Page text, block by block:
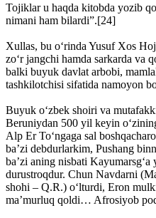
Tojiklar u haqda kitobda yozib
nimani ham bilardi”.[24]
Xullas, bu o‘rinda Yusuf Xos
zo‘r jangchi hamda sarkarda va
balki buyuk davlat arbobi,
tashkilotchisi sifatida namoyon
Buyuk o‘zbek shoiri va
Beruniydan 500 yil keyin
Alp Er To‘ngaga sal
ba’zi debdurlarkim, Pushang
ba’zi aning nisbati
durustroqdur. Chun Navdarni
shohi – Q.R.) o‘lturdi, Eron
ma’murluq qoldi… Afrosiyob